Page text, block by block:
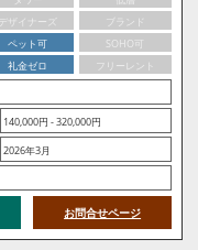
デザイナーズ
ブランド
ペット可
SOHO可
礼金ゼロ
フリーレント
140,000円 - 320,000円
2026年3月
お問合せページ